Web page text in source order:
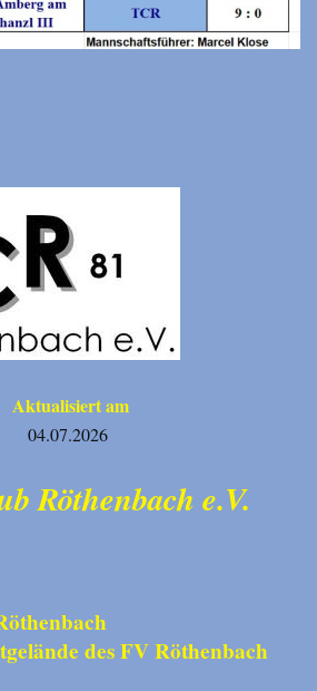
Aktualisiert am
04.07.2026
Röthenbach e.V.
des FV Röthenbach